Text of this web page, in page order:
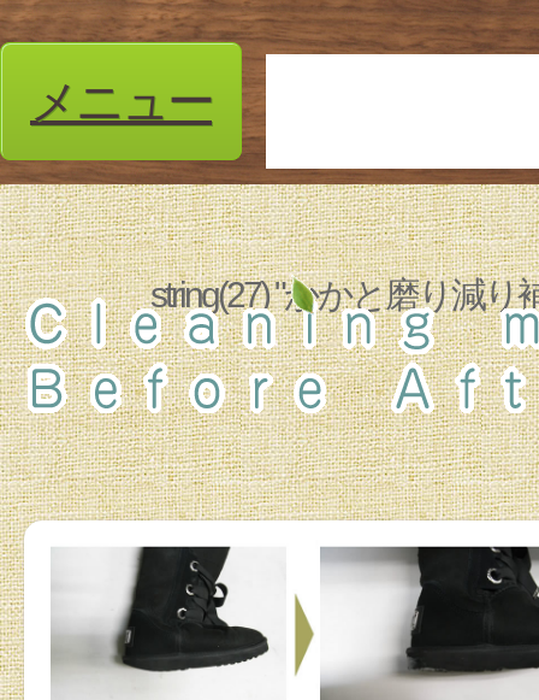
メニュー
string(27) "かかと磨り減